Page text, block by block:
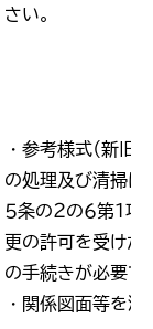
さい。
・参考様式（新旧
の処理及び清掃に
５条の２の６第１
更の許可を受けた
の手続きが必要で
・関係図面等を添